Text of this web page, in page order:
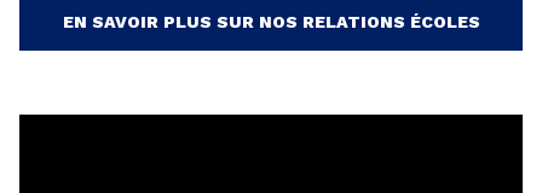
EN SAVOIR PLUS SUR NOS RELATIONS ÉCOLES